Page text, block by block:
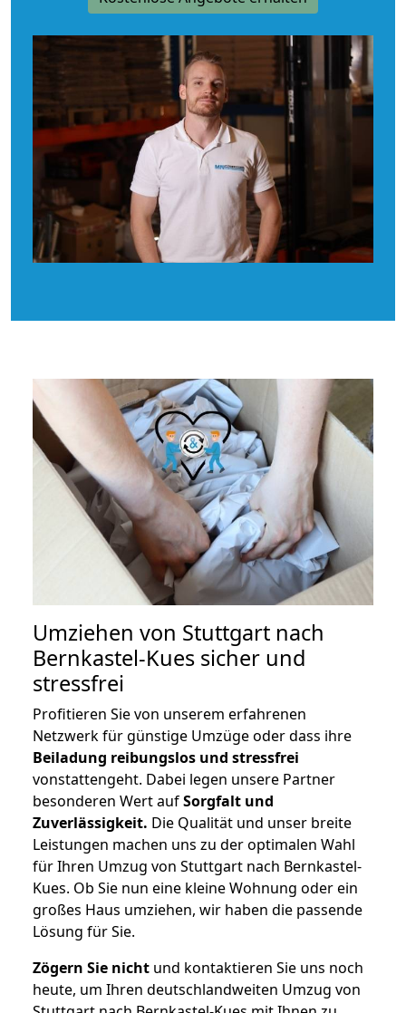
Umziehen von Stuttgart nach
Bernkastel-Kues sicher und
stressfrei
Profitieren Sie von unserem erfahrenen
Netzwerk für günstige Umzüge oder dass ihre
Beiladung reibungslos und stressfrei
vonstattengeht. Dabei legen unsere Partner
besonderen Wert aufSorgfalt und
Zuverlässigkeit. Die Qualität und unser breite
Leistungen machen uns zu der optimalen Wahl
für Ihren Umzug von Stuttgart nach Bernkastel-
Kues. Ob Sie nun eine kleine Wohnung oder ein
großes Haus umziehen, wir haben die passende
Lösung für Sie.
Zögern Sie nicht und kontaktieren Sie uns noch
heute, um Ihren deutschlandweiten Umzug von